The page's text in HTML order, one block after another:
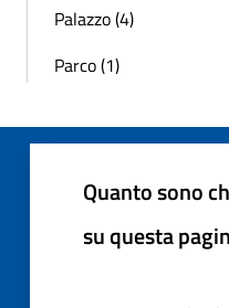
Palazzo (4)
Parco (1)
Quanto sono
su questa